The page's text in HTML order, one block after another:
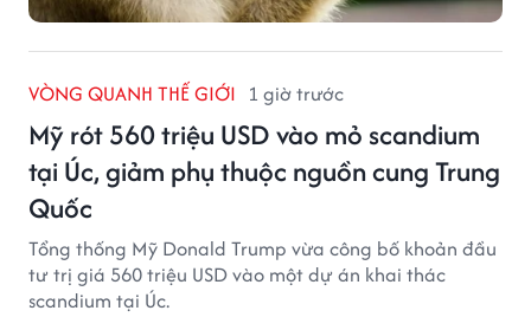
VÒNG QUANH THẾ GIỚI 1 giờ trước
Mỹ rót 560 triệu USD vào mỏ scandium
tại Úc, giảm phụ thuộc nguồn cung Trung
Quốc
Tổng thống Mỹ Donald Trump vừa công bố khoản đầu
tư trị giá 560 triệu USD vào một dự án khai thác
scandium tại Úc.